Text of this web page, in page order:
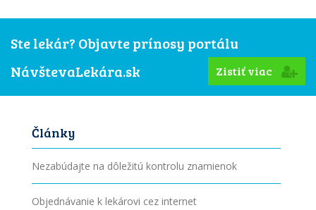
Ste lekár? Objavte prínosy portálu
NávštevaLekára.sk
Zistiť viac
Články
Nezabúdajte na dôležitú kontrolu znamienok
Objednávanie k lekárovi cez internet